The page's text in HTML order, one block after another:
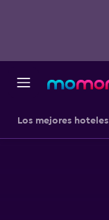
Los mejores hoteles